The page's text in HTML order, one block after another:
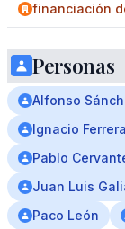
financiación
Personas
Alfonso
Ignacio
Pablo
Juan Luis
Paco León